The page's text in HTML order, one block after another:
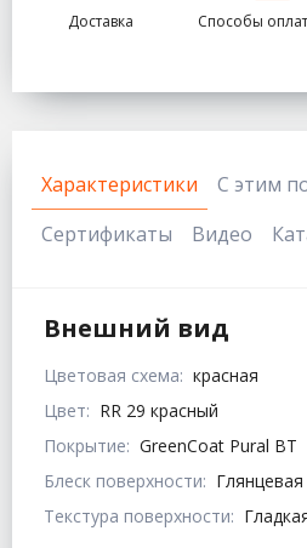
Доставка Способы
Характеристики С этим
Сертификаты
Видео
Внешний вид
Цветовая схема: красная
Цвет: RR 29 красный
Покрытие: GreenCoat Pural BT
Блеск поверхности: Глянцевая
Текстура поверхности: